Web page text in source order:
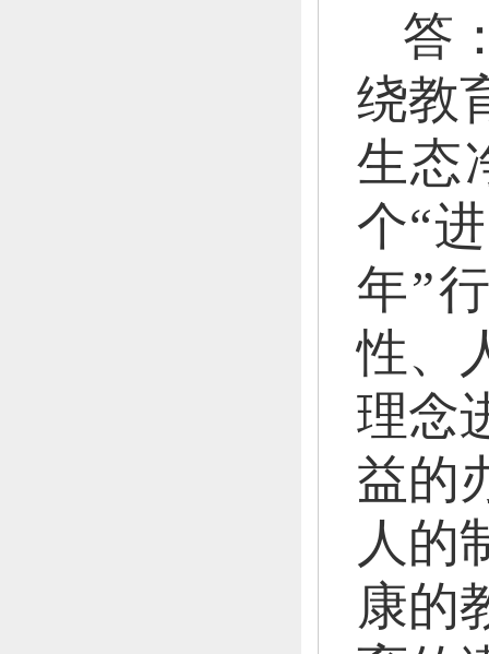
答
绕教
生态
个“
年”
性、
理念
益的
人的
康的